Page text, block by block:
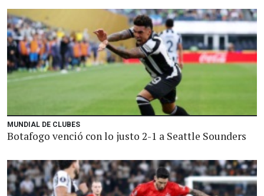
MUNDIAL DE CLUBES
Botafogo venció con lo justo 2-1 a Seattle Sounders